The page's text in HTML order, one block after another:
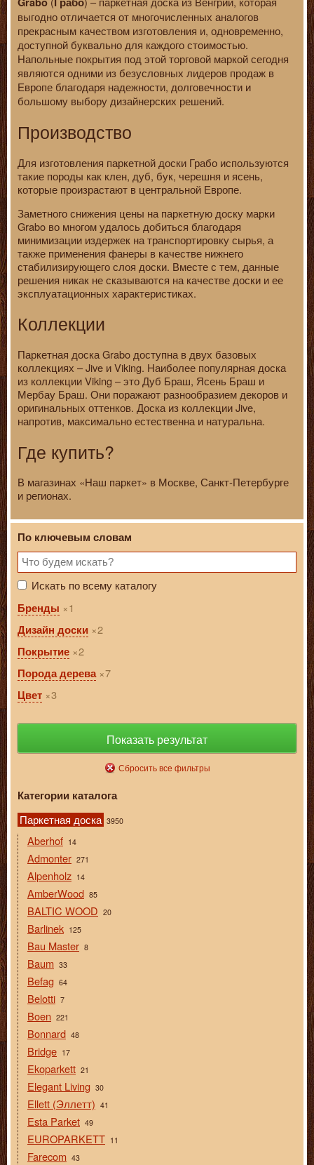
выгодно отличается от многочисленных аналогов
прекрасным качеством изготовления и, одновременно,
доступной буквально для каждого стоимостью.
Напольные покрытия под этой торговой маркой сегодня
являются одними из безусловных лидеров продаж в
Европе благодаря надежности, долговечности и
большому выбору дизайнерских решений.
Производство
Для изготовления паркетной доски Грабо используются
такие породы как клен, дуб, бук, черешня и ясень,
которые произрастают в центральной Европе.
Заметного снижения цены на паркетную доску марки
Grabo во многом удалось добиться благодаря
минимизации издержек на транспортировку сырья, а
также применения фанеры в качестве нижнего
стабилизирующего слоя доски. Вместе с тем, данные
решения никак не сказываются на качестве доски и ее
эксплуатационных характеристиках.
Коллекции
Паркетная доска Grabo доступна в двух базовых
коллекциях – Jive и Viking. Наиболее популярная доска
из коллекции Viking – это Дуб Браш, Ясень Браш и
Мербау Браш. Они поражают разнообразием декоров и
оригинальных оттенков. Доска из коллекции Jive,
напротив, максимально естественна и натуральна.
Где купить?
В магазинах «Наш паркет» в Москве, Санкт-Петербурге
и регионах.
По ключевым словам
Искать по всему каталогу
Бренды
1
Дизайн доски
2
Покрытие
2
Порода дерева
7
Цвет
3
Показать результат
Сбросить все фильтры
Категории каталога
Паркетная доска 3950
Aberhof 14
Admonter 271
Alpenholz 14
AmberWood 85
BALTIC WOOD 20
Barlinek 125
Bau Master 8
Baum 33
Befag 64
Belotti 7
Boen 221
Bonnard 48
Bridge 17
Ekoparkett 21
Elegant Living 30
Ellett (Эллетт) 41
Esta Parket 49
EUROPARKETT 11
Farecom 43